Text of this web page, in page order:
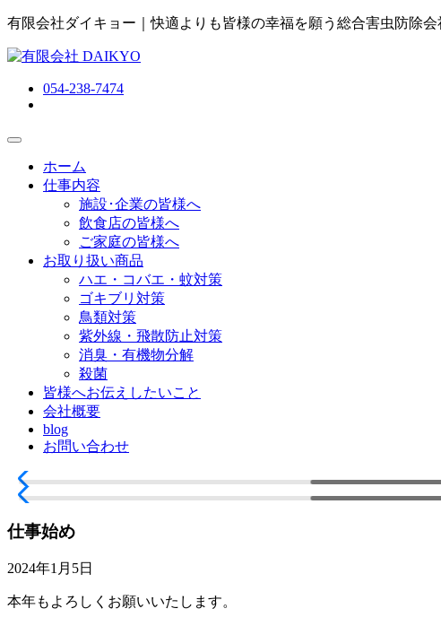
有限会社ダイキョー｜快適よりも皆様の幸福を願う総合害虫防除会
054-238-7474
ホーム
仕事内容
施設･企業の皆様へ
飲食店の皆様へ
ご家庭の皆様へ
お取り扱い商品
ハエ・コバエ・蚊対策
ゴキブリ対策
鳥類対策
紫外線・飛散防止対策
消臭・有機物分解
殺菌
皆様へお伝えしたいこと
会社概要
blog
お問い合わせ
仕事始め
2024年1月5日
本年もよろしくお願いいたします。